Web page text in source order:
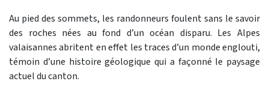
Au pied des sommets, les randonneurs foulent sans le savoir
des roches nées au fond d’un océan disparu. Les Alpes
valaisannes abritent en effet les traces d’un monde englouti,
témoin d’une histoire géologique qui a façonné le paysage
actuel du canton.